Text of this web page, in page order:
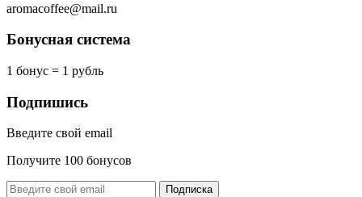
aromacoffee@mail.ru
Бонусная система
1 бонус = 1 рубль
Подпишись
Введите свой email
Получите 100 бонусов
Подписка